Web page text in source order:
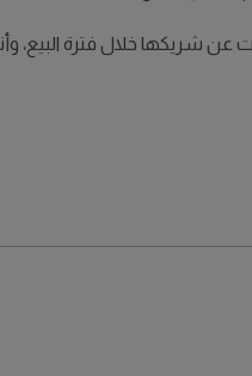
شريكها خلال فترة البيع،